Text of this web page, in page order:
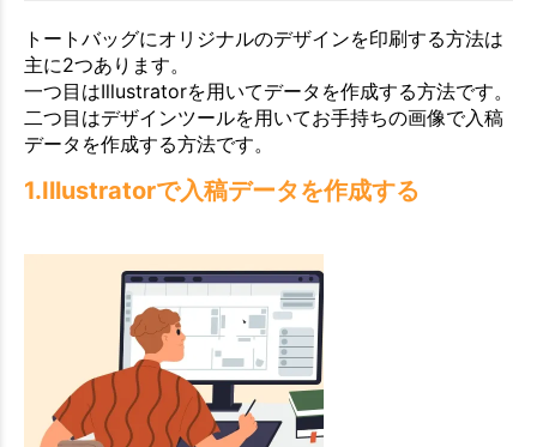
トートバッグにオリジナルのデザインを印刷する方法は
主に2つあります。
一つ目はIllustratorを用いてデータを作成する方法です。
二つ目はデザインツールを用いてお手持ちの画像で入稿
データを作成する方法です。
1.Illustratorで入稿データを作成する